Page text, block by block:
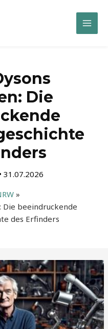
Main
Die
• 31.07.2026
Die beeindruckende
des Erfinders